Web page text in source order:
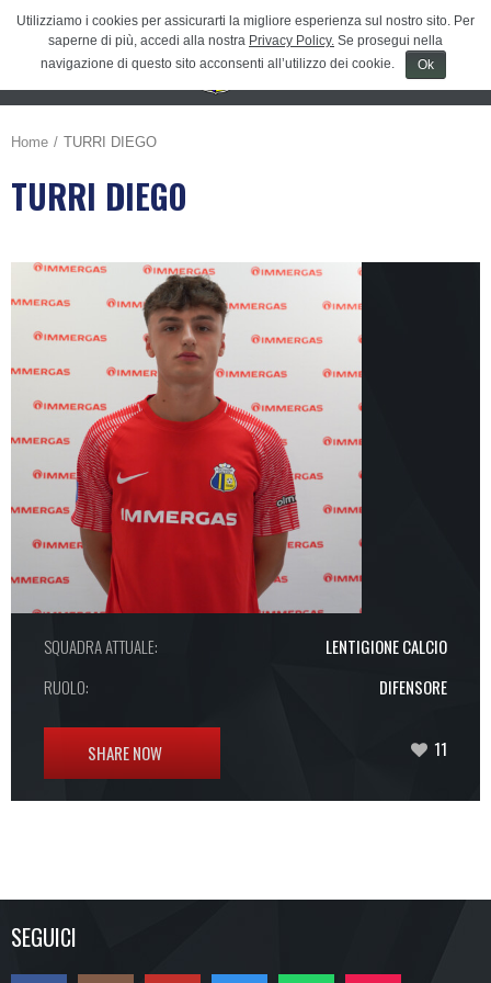
Menu
Home TURRI DIEGO
TURRI DIEGO
SQUADRA ATTUALE:
LENTIGIONE CALCIO
RUOLO:
DIFENSORE
SHARE NOW 11
SEGUICI
Utilizziamo i cookies per assicurarti la migliore esperienza sul nostro sito. Per
saperne di più, accedi alla nostra Privacy Policy. Se prosegui nella
navigazione di questo sito acconsenti all’utilizzo dei cookie.
Ok